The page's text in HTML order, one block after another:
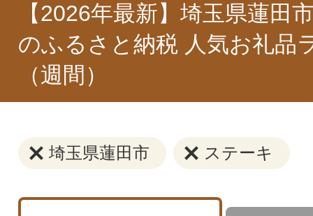
【2026年最新】埼玉県蓮田
のふるさと納税 人気お礼品
（週間）
埼玉県蓮田市 ステーキ